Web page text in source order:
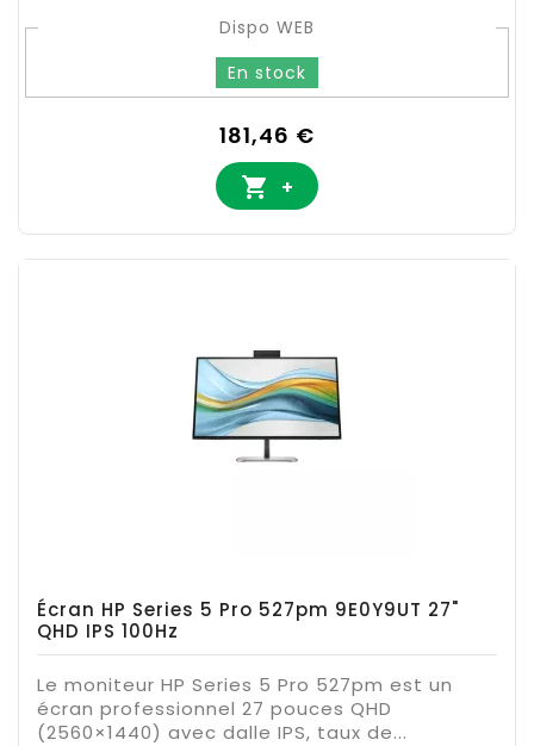
Dispo WEB
En stock
Prix
181,46 €
 +
Écran HP Series 5 Pro 527pm 9E0Y9UT 27"
QHD IPS 100Hz
Le moniteur HP Series 5 Pro 527pm est un
écran professionnel 27 pouces QHD
(2560×1440) avec dalle IPS, taux de...